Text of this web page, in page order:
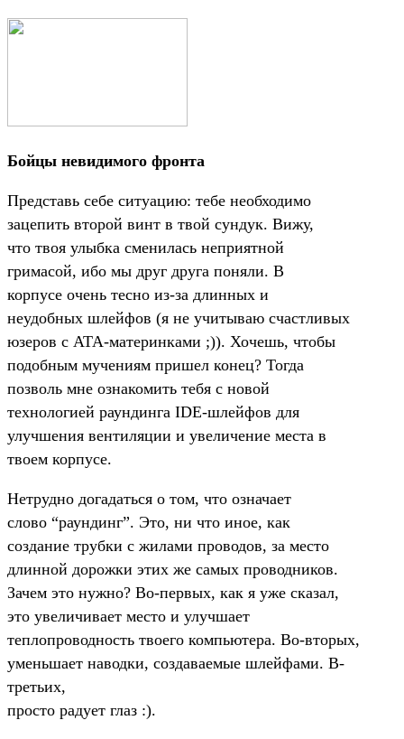
Бойцы невидимого фронта
Представь себе ситуацию: тебе необходимо
зацепить второй винт в твой сундук. Вижу,
что твоя улыбка сменилась неприятной
гримасой, ибо мы друг друга поняли. В
корпусе очень тесно из-за длинных и
неудобных шлейфов (я не учитываю счастливых
юзеров с ATA-материнками ;)). Хочешь, чтобы
подобным мучениям пришел конец? Тогда
позволь мне ознакомить тебя с новой
технологией раундинга IDE-шлейфов для
улучшения вентиляции и увеличение места в
твоем корпусе.
Нетрудно догадаться о том, что означает
слово “раундинг”. Это, ни что иное, как
создание трубки с жилами проводов, за место
длинной дорожки этих же самых проводников.
Зачем это нужно? Во-первых, как я уже сказал,
это увеличивает место и улучшает
теплопроводность твоего компьютера. Во-вторых,
уменьшает наводки, создаваемые шлейфами. В-
третьих,
просто радует глаз :).